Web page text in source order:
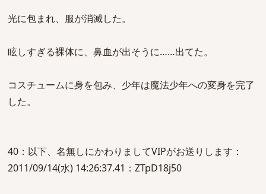
光に包まれ、服が消滅した。
眩しすぎる裸体に、鼻血が出そうに……出てた。
コスチュームに身を包み、少年は魔法少年への変身を完了
した。
40：以下、名無しにかわりましてVIPがお送りします：
2011/09/14(水) 14:26:37.41：ZTpD18j50